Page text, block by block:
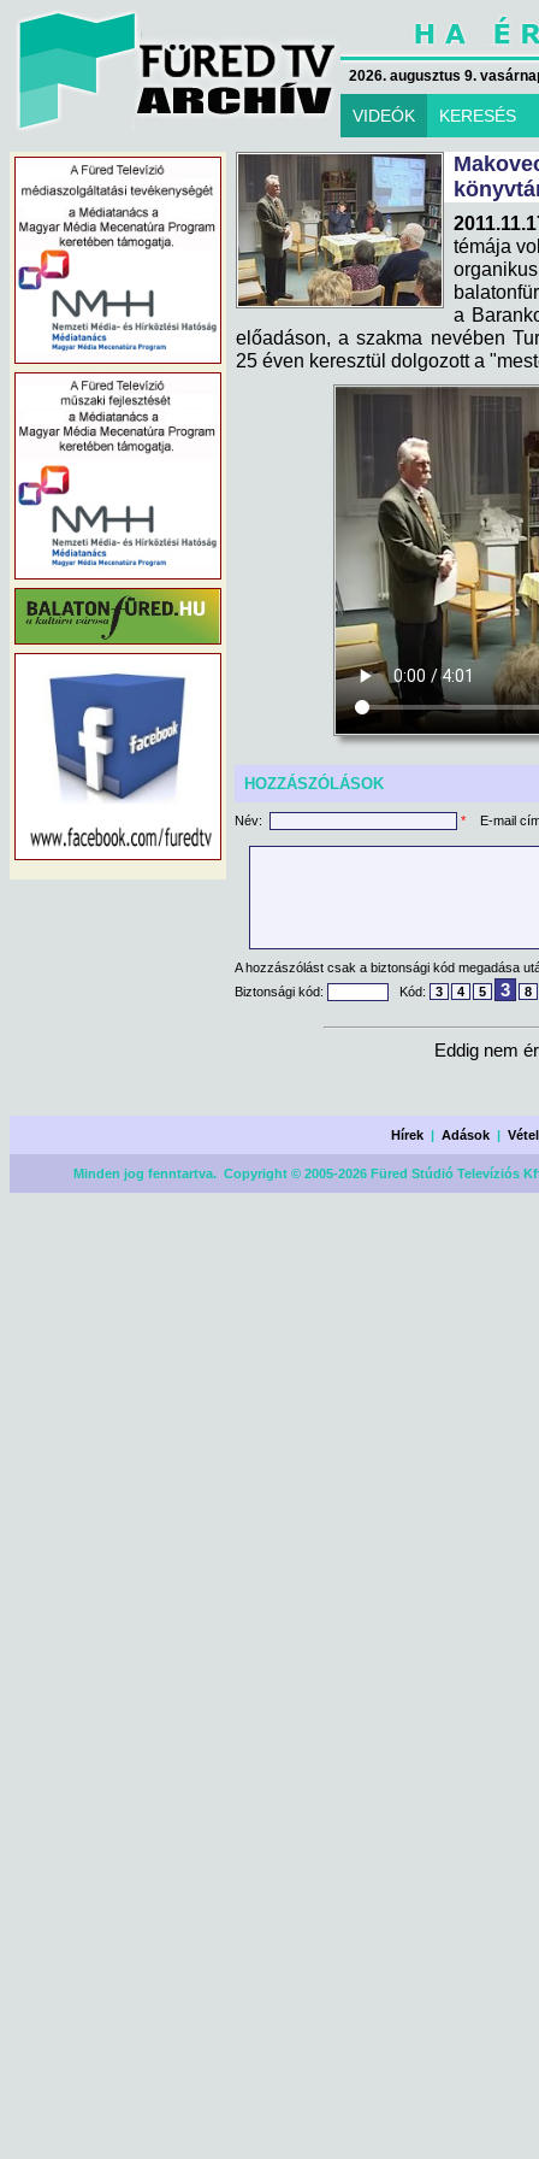
2026. augusztus 9.
VIDEÓK KERESÉS
témája
a
előadáson, a szakma nevében
25 éven keresztül dolgozott a
HOZZÁSZÓLÁSOK
Név: * E-mail
A hozzászólást csak a biztonsági kód megadása
Biztonsági kód:
Kód: 3 4 5 3 8
Eddig nem
Hírek |Adások |
Minden jog fenntartva. Copyright © 2005-2026 Füred Stúdió Televíziós